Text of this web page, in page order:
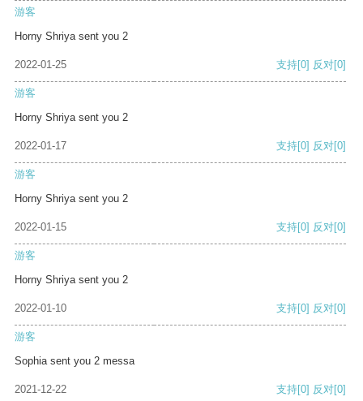
游客
Horny Shriya sent you 2
2022-01-25 支持[0] 反对[0]
游客
Horny Shriya sent you 2
2022-01-17 支持[0] 反对[0]
游客
Horny Shriya sent you 2
2022-01-15 支持[0] 反对[0]
游客
Horny Shriya sent you 2
2022-01-10 支持[0] 反对[0]
游客
Sophia sent you 2 messa
2021-12-22 支持[0] 反对[0]